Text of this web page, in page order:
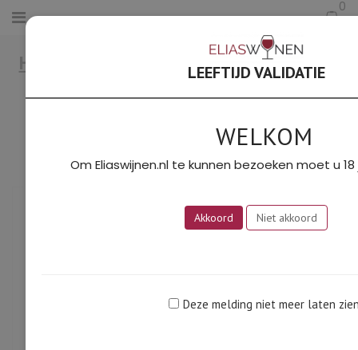
0
HOME
CRÉMANT DE LOIRE
100% BIO (BABLUT)
LEEFTIJD VALIDATIE
WELKOM
Om Eliaswijnen.nl te kunnen bezoeken moet u
Akkoord Niet akkoord
Deze melding niet meer laten